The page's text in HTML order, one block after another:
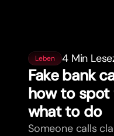
Leben 4 Min
Fake bank
how to spot
what to do
Someone calls